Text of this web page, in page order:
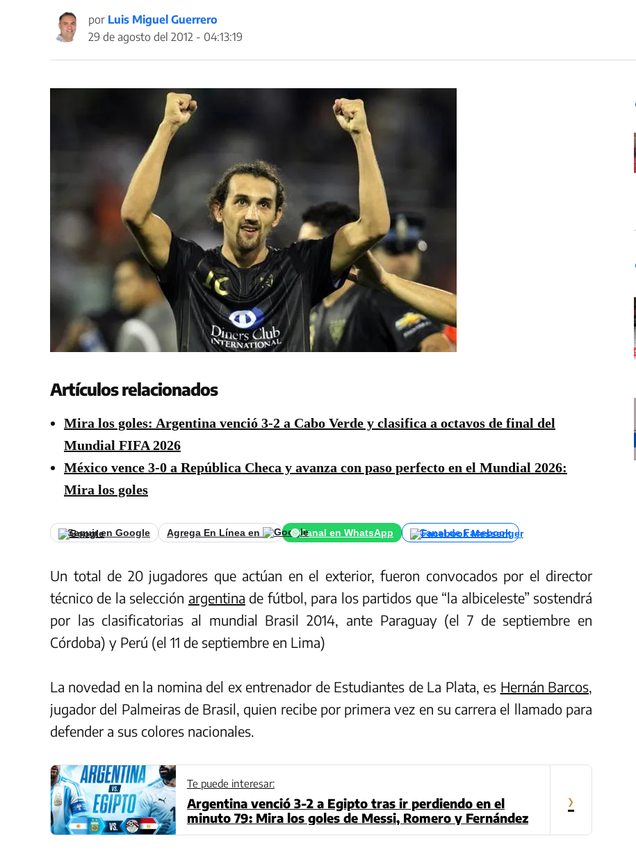
por Luis Miguel Guerrero
29 de agosto del 2012 - 04:13:19
Artículos relacionados
Mira los goles: Argentina venció 3-2 a Cabo Verde y clasifica a octavos de final del
Mundial FIFA 2026
México vence 3-0 a República Checa y avanza con paso perfecto en el Mundial 2026:
Mira los goles
Seguir en Google Agrega En Línea en Canal en WhatsApp Canal de Facebook
Un total de 20 jugadores que actúan en el exterior, fueron convocados por el director
técnico de la selección argentina de fútbol, para los partidos que “la albiceleste” sostendrá
por las clasificatorias al mundial Brasil 2014, ante Paraguay (el 7 de septiembre en
Córdoba) y Perú (el 11 de septiembre en Lima)
La novedad en la nomina del ex entrenador de Estudiantes de La Plata, es Hernán Barcos,
jugador del Palmeiras de Brasil, quien recibe por primera vez en su carrera el llamado para
defender a sus colores nacionales.
Te puede interesar:
Argentina venció 3-2 a Egipto tras ir perdiendo en el
minuto 79: Mira los goles de Messi, Romero y Fernández
›